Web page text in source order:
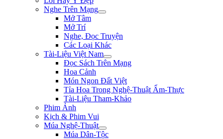
Nghe Trên Mạng
Mở Tâm
Mở Trí
Nghe, Đọc Truyện
Các Loại Khác
Tài-Liệu Việt Nam
Đọc Sách Trên Mạng
Hoa Cảnh
Món Ngon Đất Việt
Tỉa Hoa Trong Nghệ-Thuật Ẩm-Thực
Tài-Liệu Tham-Khảo
Phim Ảnh
Kịch & Phim Vui
Múa Nghệ-Thuật
Múa Dân-Tộc